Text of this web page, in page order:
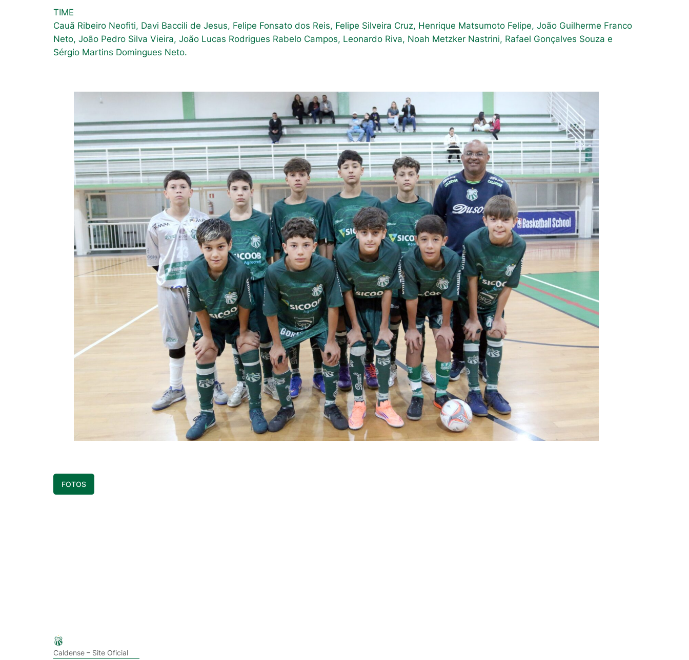
TIME
Cauã Ribeiro Neofiti, Davi Baccili de Jesus, Felipe Fonsato dos Reis, Felipe Silveira Cruz, Henrique Matsumoto Felipe, João Guilherme Franco
Neto, João Pedro Silva Vieira, João Lucas Rodrigues Rabelo Campos, Leonardo Riva, Noah Metzker Nastrini, Rafael Gonçalves Souza e
Sérgio Martins Domingues Neto.
FOTOS
Caldense – Site Oficial